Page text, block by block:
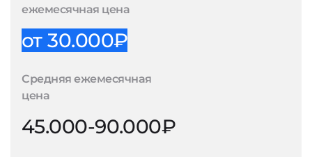
ежемесячная цена
от 30.000₽
Средняя ежемесячная
цена
45.000-90.000₽